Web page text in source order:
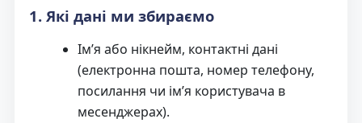
1. Які дані ми збираємо
Ім’я або нікнейм, контактні дані
(електронна пошта, номер телефону,
посилання чи ім’я користувача в
месенджерах).